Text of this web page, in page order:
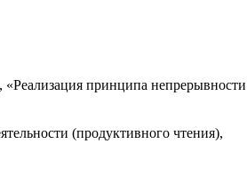
принципа непрерывности
(продуктивного чтения),